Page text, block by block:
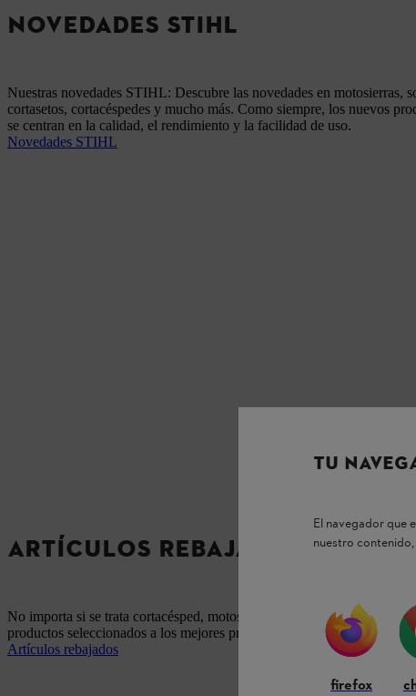
NOVEDADES STIHL
Nuestras novedades STIHL: Descubre las novedades en motosierras,
cortasetos, cortacéspedes y mucho más. Como siempre, los nuevos
se centran en la calidad, el rendimiento y la facilidad de uso.
Novedades STIHL
ARTÍCULOS REBAJADOS
No importa si se trata cortacésped, motosierras o máquinas a batería:
productos seleccionados a los mejores precios.
Artículos rebajados
TU
El navegador que
nuestro
firefox